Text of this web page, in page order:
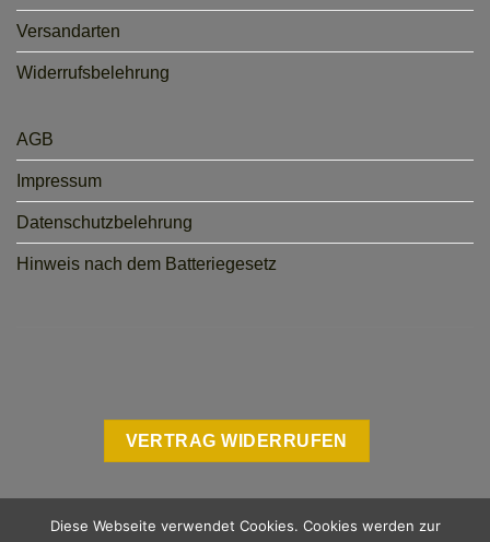
Versandarten
Widerrufsbelehrung
AGB
Impressum
Datenschutzbelehrung
Hinweis nach dem Batteriegesetz
VERTRAG WIDERRUFEN
Diese Webseite verwendet Cookies. Cookies werden zur